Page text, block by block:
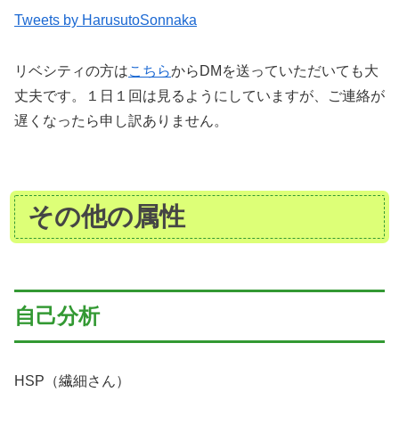
Tweets by HarusutoSonnaka
リベシティの方はこちらからDMを送っていただいても大
丈夫です。１日１回は見るようにしていますが、ご連絡が
遅くなったら申し訳ありません。
その他の属性
自己分析
HSP（繊細さん）